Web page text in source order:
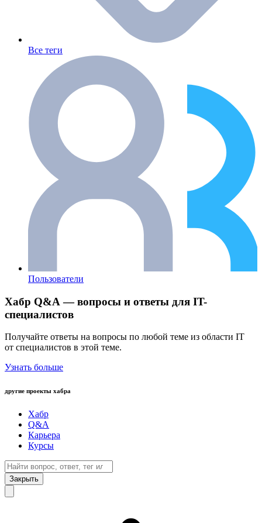
Все теги
Пользователи
Хабр Q&A — вопросы и ответы для IT-
специалистов
Получайте ответы на вопросы по любой теме из области IT
от специалистов в этой теме.
Узнать больше
другие проекты хабра
Хабр
Q&A
Карьера
Курсы
Закрыть